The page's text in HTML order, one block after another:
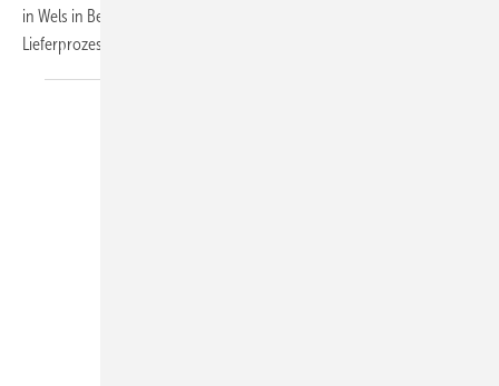
in Wels in Betrieb genommen. Ziel ist die Beschleunigung der
Lieferprozesse.